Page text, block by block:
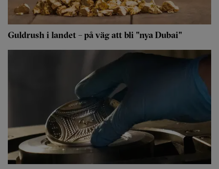
Guldrush i landet – på väg att bli "nya Dubai"